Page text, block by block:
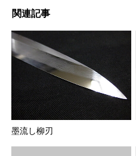
関連記事
墨流し柳刃